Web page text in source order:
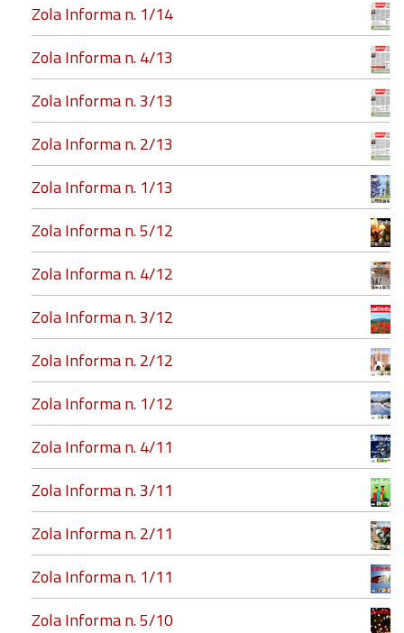
Zola Informa n. 1/14
Zola Informa n. 4/13
Zola Informa n. 3/13
Zola Informa n. 2/13
Zola Informa n. 1/13
Zola Informa n. 5/12
Zola Informa n. 4/12
Zola Informa n. 3/12
Zola Informa n. 2/12
Zola Informa n. 1/12
Zola Informa n. 4/11
Zola Informa n. 3/11
Zola Informa n. 2/11
Zola Informa n. 1/11
Zola Informa n. 5/10